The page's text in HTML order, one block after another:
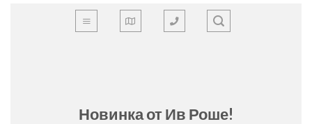
Новинка от Ив Роше!